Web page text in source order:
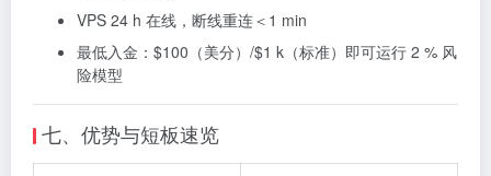
VPS 24 h 在线，断线重连＜1 min
最低入金：$100（美分）/$1 k（标准）即可运行 2 % 风
险模型
七、优势与短板速览